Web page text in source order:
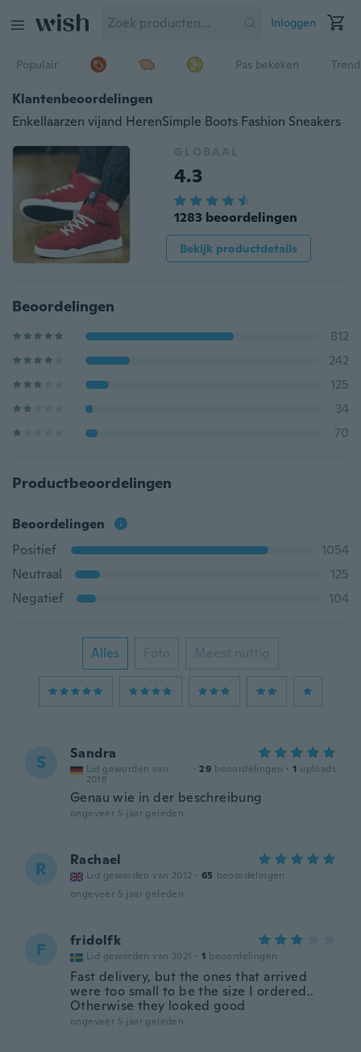
Inloggen
Populair Pas bekeken
Klantenbeoordelingen
Enkellaarzen vijand HerenSimple Boots Fashion Sneakers
GLOBAAL
4.3
1283 beoordelingen
Bekijk productdetails
Beoordelingen
812
242
125
34
70
Productbeoordelingen
Beoordelingen
Positief
1054
Neutraal
125
Negatief
104
Alles Foto Meest nuttig
S Sandra
Lid geworden van
2018
· 29 beoordelingen · 1 uploads
Genau wie in der beschreibung
ongeveer 5 jaar geleden
R Rachael
Lid geworden van 2012 · 65 beoordelingen
ongeveer 5 jaar geleden
F fridolfk
Lid geworden van 2021 · 1 beoordelingen
Fast delivery, but the ones that arrived
were too small to be the size I ordered..
Otherwise they looked good
ongeveer 5 jaar geleden